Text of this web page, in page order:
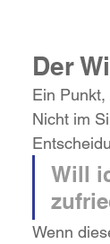
Der
Ein
Nicht im
Will
Wenn